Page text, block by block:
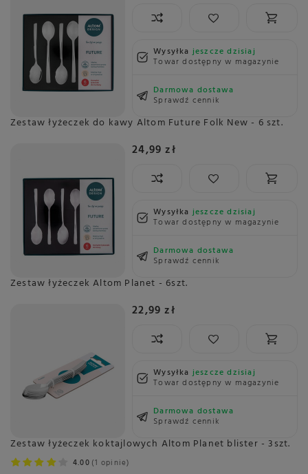
Wysyłkajeszcze dzisiaj
Towar dostępny w magazynie
Darmowa dostawa
Sprawdź cennik
Zestaw łyżeczek do kawy Altom Future Folk New - 6 szt.
24,99 zł
Wysyłkajeszcze dzisiaj
Towar dostępny w magazynie
Darmowa dostawa
Sprawdź cennik
Zestaw łyżeczek Altom Planet - 6szt.
22,99 zł
Wysyłkajeszcze dzisiaj
Towar dostępny w magazynie
Darmowa dostawa
Sprawdź cennik
Zestaw łyżeczek koktajlowych Altom Planet blister - 3szt.
4.00 1 opinie